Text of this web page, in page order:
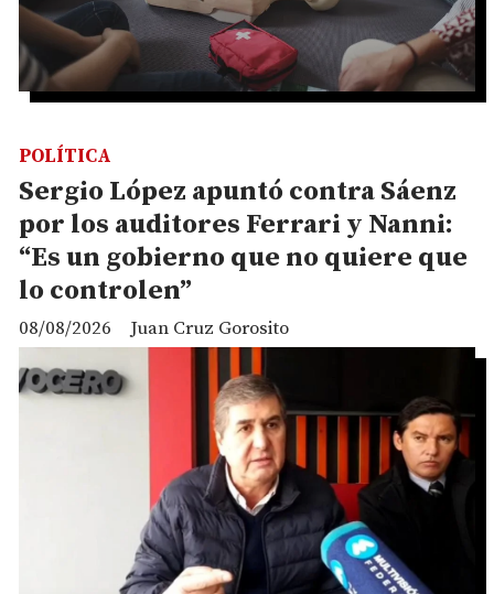
Sergio López apuntó contra Sáenz
por los auditores Ferrari y Nanni:
“Es un gobierno que no quiere que
lo controlen”
Juan Cruz Gorosito
POLÍTICA
08/08/2026